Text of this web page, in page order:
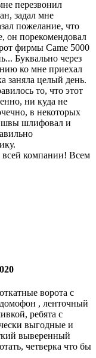
перезвонил
задал мне
пожелание, что
он порекомендовал
фирмы Came 5000
Буквально через
ко мне приехал
заняла целый день.
то, что этот
ни куда не
в некоторых
швы шлифовал и
всей компании! Всем
ворота с
, ленточный
ребята с
выгодные и
выверенный
четверка что бы